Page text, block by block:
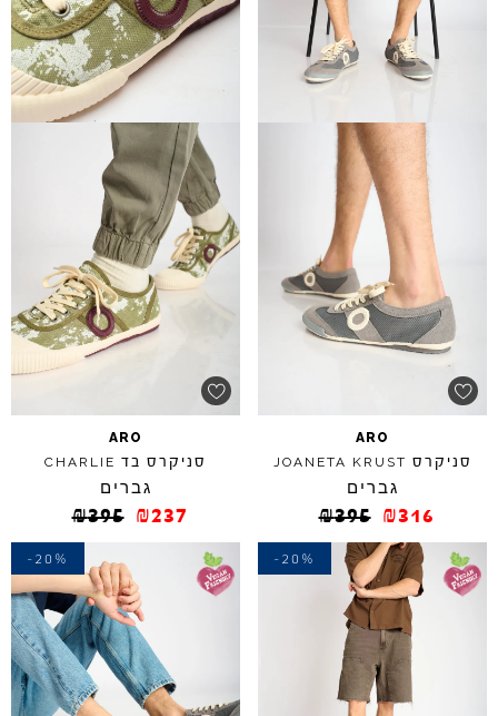
ARO
סניקרס JOANETA KRUST
גברים
₪395 ₪316
ARO
סניקרס בד CHARLIE
גברים
₪395 ₪237
-20%
-20%